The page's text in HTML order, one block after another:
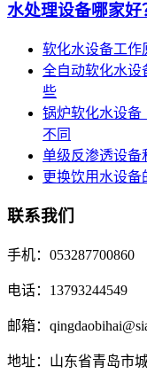
水处理设备哪家好
软化水设备工作
全自动软化水设
些
锅炉软化水设备
不同
单级反渗透设备
更换饮用水设
联系我们
手机：053287700860
电话：13793244549
邮箱：
地址：山东省青岛市